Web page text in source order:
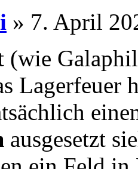
» 7. April
(wie
Lagerfeuer
ausgesetzt